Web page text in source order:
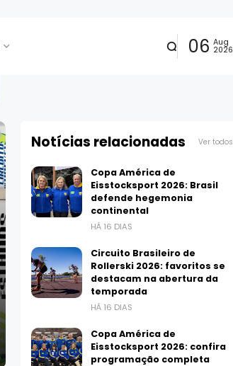
06 Aug
2026
Notícias relacionadas Ver todos
Copa América de
Eisstocksport 2026: Brasil
defende hegemonia
continental
HÁ 16 DIAS
Circuito Brasileiro de
Rollerski 2026: favoritos se
destacam na abertura da
temporada
HÁ 16 DIAS
Copa América de
Eisstocksport 2026: confira
programação completa